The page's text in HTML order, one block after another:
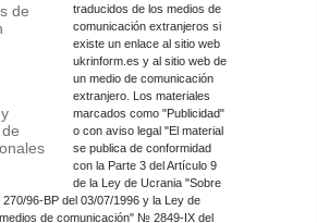
de
traducidos de los medios de
comunicación extranjeros si
existe un enlace al sitio web
ukrinform.es y al sitio web de
un medio de comunicación
extranjero. Los materiales
marcados como "Publicidad"
o con aviso legal "El material
se publica de conformidad
con la Parte 3 del Artículo 9
de la Ley de Ucrania "Sobre
96-ВР del 03/07/1996 y la Ley de
de comunicación" № 2849-IX del